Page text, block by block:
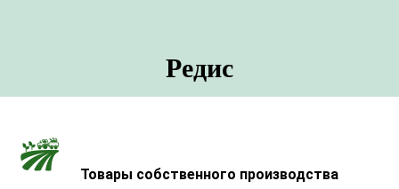
Редис
Товары собственного производства